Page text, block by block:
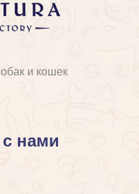
и кошек
нами